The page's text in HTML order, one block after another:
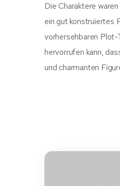
Die Charaktere
ein gut konstruiertes
vorhersehbaren Plot-
hervorrufen kann,
und charmanten